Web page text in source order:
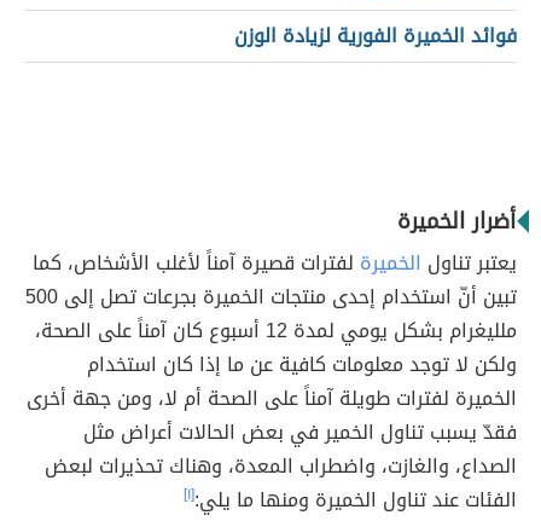
فوائد الخميرة الفورية لزيادة الوزن
أضرار الخميرة
يعتبر تناول الخميرة لفترات قصيرة آمناً لأغلب الأشخاص، كما
تبين أنّ استخدام إحدى منتجات الخميرة بجرعات تصل إلى 500
ملليغرام بشكل يومي لمدة 12 أسبوع كان آمناً على الصحة،
ولكن لا توجد معلومات كافية عن ما إذا كان استخدام
الخميرة لفترات طويلة آمناً على الصحة أم لا، ومن جهة أخرى
فقدّ يسبب تناول الخمير في بعض الحالات أعراض مثل
الصداع، والغازت، واضطراب المعدة، وهناك تحذيرات لبعض
الفئات عند تناول الخميرة ومنها ما يلي:[١]